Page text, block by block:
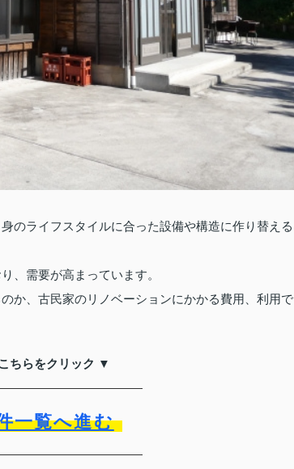
のライフスタイルに合った設備や構造に作り替える
、需要が高まっています。
か、古民家のリノベーションにかかる費用、利用で
ちらをクリック ▼
一覧へ進む